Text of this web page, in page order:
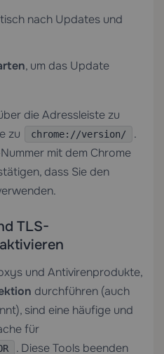
nach Updates und
, um das Update
die Adressleiste zu
zu
chrome://version/
.
mit dem Chrome
dass Sie den
TLS-
und Antivirenprodukte,
durchführen (auch
sind eine häufige und
für
. Diese Tools beenden